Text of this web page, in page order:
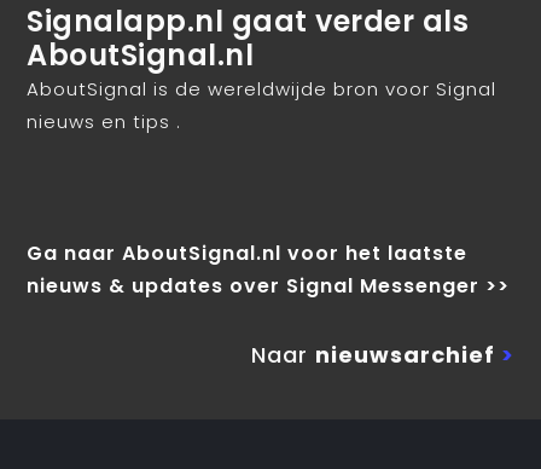
Signalapp.nl gaat verder als
AboutSignal.nl
AboutSignal is de wereldwijde bron voor Signal
nieuws en tips .
Ga naar AboutSignal.nl voor het laatste
nieuws & updates over Signal Messenger >>
Naar nieuwsarchief >